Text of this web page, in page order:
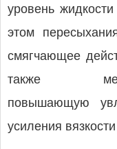
уровень
этом
смягчающее
также
повышающую
усиления